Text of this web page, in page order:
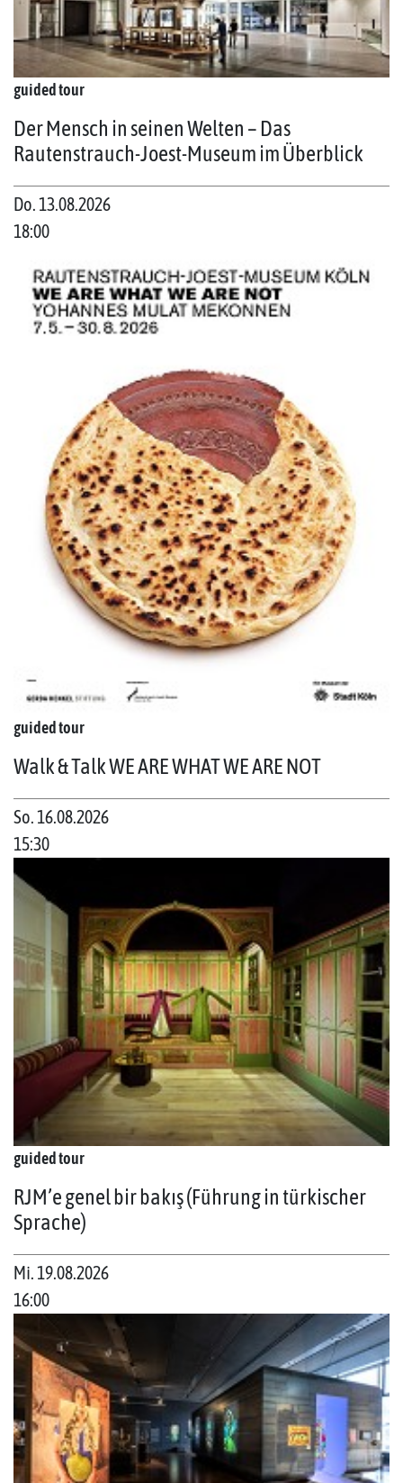
guided tour
Der Mensch in seinen Welten – Das
Rautenstrauch-Joest-Museum im Überblick
Do. 13.08.2026
18:00
guided tour
Walk & Talk WE ARE WHAT WE ARE NOT
So. 16.08.2026
15:30
guided tour
RJM’e genel bir bakış (Führung in türkischer
Sprache)
Mi. 19.08.2026
16:00